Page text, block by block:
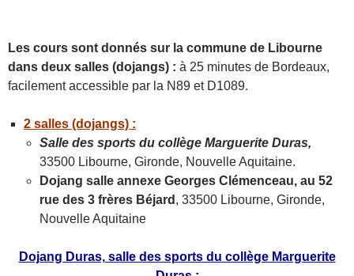
Les cours sont donnés sur la commune de Libourne
dans deux salles (dojangs) : à 25 minutes de Bordeaux,
facilement accessible par la N89 et D1089.
2 salles (dojangs) :
Salle des sports du collège Marguerite Duras,
33500 Libourne, Gironde, Nouvelle Aquitaine.
Dojang salle annexe Georges Clémenceau, au 52
rue des 3 frères Béjard , 33500 Libourne, Gironde,
Nouvelle Aquitaine
Dojang Duras, salle des sports du collège Marguerite